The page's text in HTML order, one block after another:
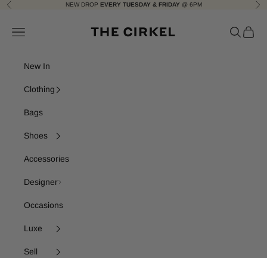
Skip to content
Previous NEW DROP EVERY TUESDAY & FRIDAY @ 6PM
Navigation menu Search
Cart
New In
Clothing
Bags
Shoes
Accessories
Designer
Occasions
Luxe
Sell